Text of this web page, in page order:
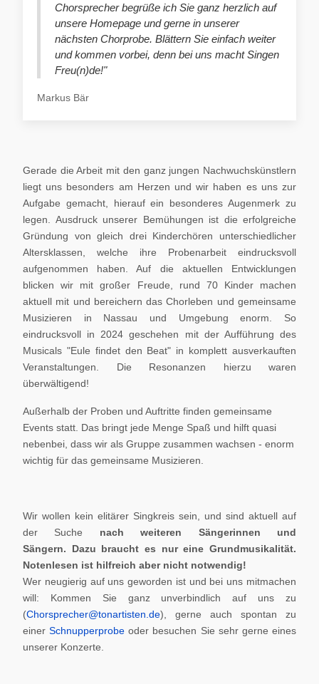
Chorsprecher begrüße ich Sie ganz herzlich auf
unsere Homepage und gerne in unserer
nächsten Chorprobe. Blättern Sie einfach weiter
und kommen vorbei, denn bei uns macht Singen
Freu(n)de!"
Markus Bär
Gerade die Arbeit mit den ganz jungen Nachwuchskünstlern
liegt uns besonders am Herzen und wir haben es uns zur
Aufgabe gemacht, hierauf ein besonderes Augenmerk zu
legen. Ausdruck unserer Bemühungen ist die erfolgreiche
Gründung von gleich drei Kinderchören unterschiedlicher
Altersklassen, welche ihre Probenarbeit eindrucksvoll
aufgenommen haben. Auf die aktuellen Entwicklungen
blicken wir mit großer Freude, rund 70 Kinder machen
aktuell mit und bereichern das Chorleben und gemeinsame
Musizieren in Nassau und Umgebung enorm. So
eindrucksvoll in 2024 geschehen mit der Aufführung des
Musicals "Eule findet den Beat" in komplett ausverkauften
Veranstaltungen. Die Resonanzen hierzu waren
überwältigend!
Außerhalb der Proben und Auftritte finden gemeinsame
Events statt. Das bringt jede Menge Spaß und hilft quasi
nebenbei, dass wir als Gruppe zusammen wachsen - enorm
wichtig für das gemeinsame Musizieren.
Wir wollen kein elitärer Singkreis sein, und sind aktuell auf
der Suche nach weiteren Sängerinnen und
Sängern. Dazu braucht es nur eine Grundmusikalität.
Notenlesen ist hilfreich aber nicht notwendig!
Wer neugierig auf uns geworden ist und bei uns mitmachen
will: Kommen Sie ganz unverbindlich auf uns zu
(Chorsprecher@tonartisten.de), gerne auch spontan zu
einerSchnupperprobe oder besuchen Sie sehr gerne eines
unserer Konzerte.